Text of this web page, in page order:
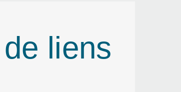
liens